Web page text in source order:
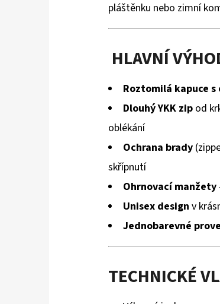
pláštěnku nebo zimní
HLAVNÍ
Roztomilá kapuce s
Dlouhý YKK zip od
oblékání
Ochrana brady
skřípnutí
Ohrnovací manžety
Unisex design v
Jednobarevné
TECHNICKÉ